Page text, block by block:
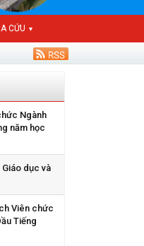
CỨU ▼
Ngành
năm học
dục và
Viên chức
Tiếng